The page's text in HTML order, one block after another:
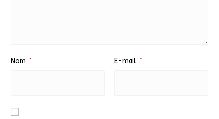
Nom * E-mail *